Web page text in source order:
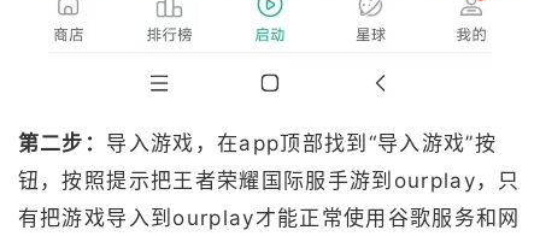
第二步： 导入游戏，在app顶部找到“导入游戏”按
钮，按照提示把王者荣耀国际服手游到ourplay，只
有把游戏导入到ourplay才能正常使用谷歌服务和网